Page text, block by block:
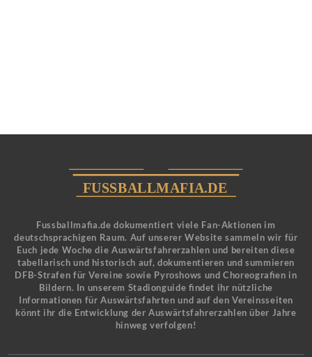
Fussballmafia.de dokumentiert viele Fan-Aktionen im
deutschsprachigen Raum. Auf unserer Website sammeln wir für
Euch jede Woche die Auswärtsfahrerzahlen und bereiten diese
tabellarisch und historisch auf, dokumentieren und summieren
DFB-Strafen für Vereine sowie Pyroshows und Choreografien in
Bildern. In unserem Stadionguide findet ihr nützliche
Informationen für Auswärtsfahrten und auf den Vereinsseiten
könnt ihr die Entwicklung der Auswärtsfahrerzahlen über Jahre
hinweg verfolgen!